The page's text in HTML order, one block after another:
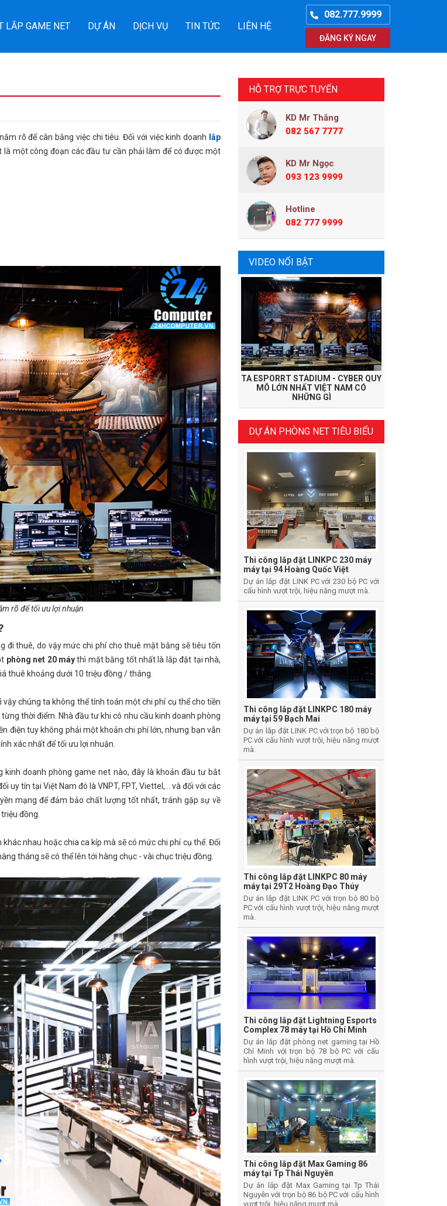
LẮP GAME NET DỰ ÁN DỊCH VỤ TIN TỨC LIÊN HỆ
082.777.9999
ĐĂNG KÝ NGAY
rõ để cân bằng việc chi tiêu. Đối với việc kinh doanh lắp
một công đoạn các đầu tư cần phải làm để có được một
rõ để tối ưu lợi nhuận
đi thuê, do vậy mức chi phí cho thuê mặt bằng sẽ tiêu tốn
phòng net 20 máythì mặt bằng tốt nhất là lắp đặt tại nhà,
thuê khoảng dưới 10 triệu đồng / tháng.
chúng ta không thể tính toán một chi phí cụ thể cho tiền
thời điểm. Nhà đầu tư khi có nhu cầu kinh doanh phòng
điện tuy không phải một khoản chi phí lớn, nhưng bạn vẫn
xác nhất để tối ưu lợi nhuận.
doanh phòng game net nào, đây là khoản đầu tư bắt
uy tín tại Việt Nam đó là VNPT, FPT, Viettel,… và đối với các
mạng để đảm bảo chất lượng tốt nhất, tránh gặp sự về
đồng.
nhau hoặc chia ca kíp mà sẽ có mức chi phí cụ thể. Đối
tháng sẽ có thể lên tới hàng chục - vài chục triệu đồng.
HỖ TRỢ TRỰC TUYẾN
KD Mr Thắng
082 567 7777
KD Mr Ngọc
093 123 9999
Hotline
082 777 9999
VIDEO NỔI BẬT
TA ESPORRT STADIUM - CYBER QUY
MÔ LỚN NHẤT VIỆT NAM CÓ
NHỮNG GÌ
DỰ ÁN PHÒNG NET TIÊU BIỂU
Thi công lắp đặt LINKPC 230 máy
máy tại 94 Hoàng Quốc Việt
Dự án lắp đặt LINK PC với 230 bộ PC với
cấu hình vượt trội, hiệu năng mượt mà.
Thi công lắp đặt LINKPC 180 máy
máy tại 59 Bạch Mai
Dự án lắp đặt LINK PC với trọn bộ 180 bộ
PC với cấu hình vượt trội, hiệu năng mượt
mà.
Thi công lắp đặt LINKPC 80 máy
máy tại 29T2 Hoàng Đạo Thúy
Dự án lắp đặt LINK PC với trọn bộ 80 bộ
PC với cấu hình vượt trội, hiệu năng mượt
mà.
Thi công lắp đặt Lightning Esports
Complex 78 máy tại Hồ Chí Minh
Dự án lắp đặt phòng net gaming tại Hồ
Chí Minh với trọn bộ 78 bộ PC với cấu
hình vượt trội, hiệu năng mượt mà.
Thi công lắp đặt Max Gaming 86
máy tại Tp Thái Nguyên
Dự án lắp đặt Max Gaming tại Tp Thái
Nguyên với trọn bộ 86 bộ PC với cấu hình
vượt trội, hiệu năng mượt mà.